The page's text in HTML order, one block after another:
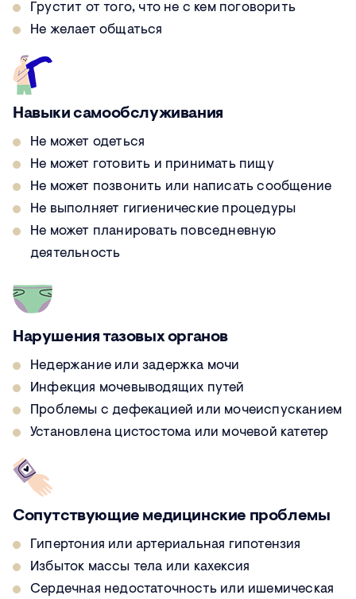
Грустит от того, что не с кем поговорить
Не желает общаться
Навыки самообслуживания
Не может одеться
Не может готовить и принимать пищу
Не может позвонить или написать сообщение
Не выполняет гигиенические процедуры
Не может планировать повседневную
деятельность
Нарушения тазовых органов
Недержание или задержка мочи
Инфекция мочевыводящих путей
Проблемы с дефекацией или мочеиспусканием
Установлена цистостома или мочевой катетер
Сопутствующие медицинские проблемы
Гипертония или артериальная гипотензия
Избыток массы тела или кахексия
Сердечная недостаточность или ишемическая